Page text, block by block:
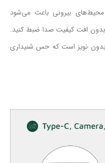
محیط‌های بیرونی باعث می‌شود
بدون افت کیفیت صدا ضبط کنید.
نویز است که حس شنیداری